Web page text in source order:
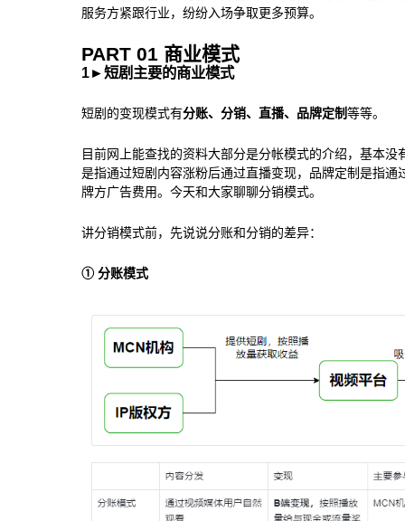
服务方紧跟行业，纷纷入场争取更多预算。
PART 01 商业模式
1►短剧主要的商业模式
短剧的变现模式有分账、分销、直播、品牌定制等等。
目前网上能查找的资料大部分是分帐模式的介绍，基本
是指通过短剧内容涨粉后通过直播变现，品牌定制是指通
牌方广告费用。今天和大家聊聊分销模式。
讲分销模式前，先说说分账和分销的差异：
① 分账模式